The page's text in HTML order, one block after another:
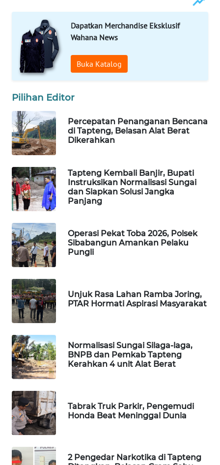
Dapatkan Merchandise Eksklusif
Wahana News
Buka Katalog
Pilihan Editor
Percepatan Penanganan Bencana
di Tapteng, Belasan Alat Berat
Dikerahkan
Tapteng Kembali Banjir, Bupati
Instruksikan Normalisasi Sungai
dan Siapkan Solusi Jangka
Panjang
Operasi Pekat Toba 2026, Polsek
Sibabangun Amankan Pelaku
Pungli
Unjuk Rasa Lahan Ramba Joring,
PTAR Hormati Aspirasi Masyarakat
Normalisasi Sungai Silaga-laga,
BNPB dan Pemkab Tapteng
Kerahkan 4 unit Alat Berat
Tabrak Truk Parkir, Pengemudi
Honda Beat Meninggal Dunia
2 Pengedar Narkotika di Tapteng
PORTAL
KONSUMEN
FORWAMKI
ALPERKLINAS
FORJASIDA
TAMBANG
NEWS
SITUNGIR
NEWS
SIDIKALANG
SIBARAGAS
NEWS
METRO
SIANTAR
NEWS
MEDAN
NEWS
METRO
NEWS
KRT
NEWS
KARING